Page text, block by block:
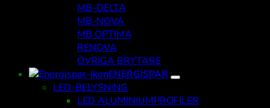
MB-DELTA
MB-NOVA
MB OPTIMA
RENOVA
ÖVRIGA BRYTARE
ENERGISPAR
LED-BELYSNING
LED ALUMINIUMPROFILER